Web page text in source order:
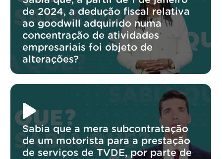
de 2024, a dedução fiscal relativa
ao goodwill adquirido numa
concentração de atividades
empresariais foi objeto de
alterações?
Sabia que a mera subcontratação
de um motorista para a prestação
de serviços de TVDE, por parte de